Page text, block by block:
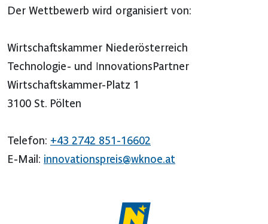
Der Wettbewerb wird organisiert von:
Wirtschaftskammer Niederösterreich
Technologie- und InnovationsPartner
Wirtschaftskammer-Platz 1
3100 St. Pölten
Telefon: +43 2742 851-16602
E-Mail: innovationspreis@wknoe.at